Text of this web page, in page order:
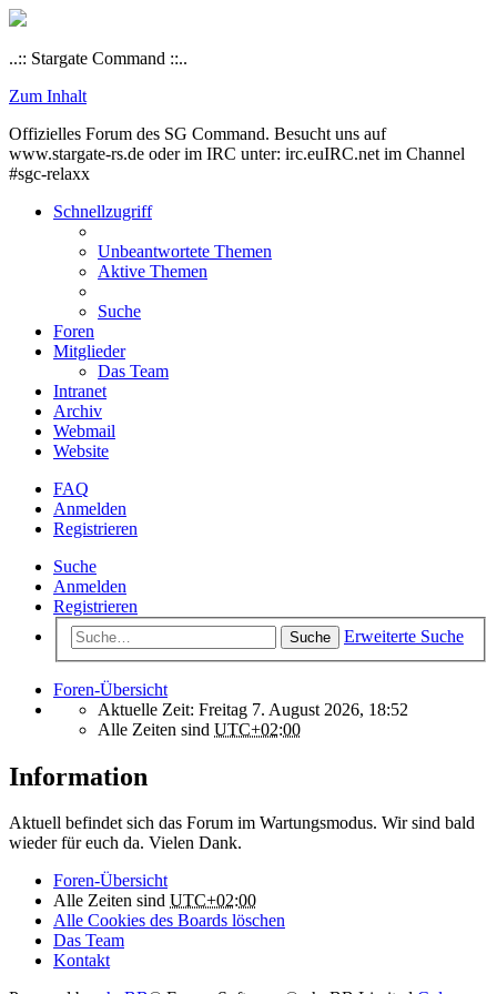
..:: Stargate Command ::..
Zum Inhalt
Offizielles Forum des SG Command. Besucht uns auf
www.stargate-rs.de oder im IRC unter: irc.euIRC.net im Channel
#sgc-relaxx
Schnellzugriff
Unbeantwortete Themen
Aktive Themen
Suche
Foren
Mitglieder
Das Team
Intranet
Archiv
Webmail
Website
FAQ
Anmelden
Registrieren
Suche
Anmelden
Registrieren
Suche Erweiterte Suche
Foren-Übersicht
Aktuelle Zeit: Freitag 7. August 2026, 18:52
Alle Zeiten sind UTC+02:00
Information
Aktuell befindet sich das Forum im Wartungsmodus. Wir sind bald
wieder für euch da. Vielen Dank.
Foren-Übersicht
Alle Zeiten sind UTC+02:00
Alle Cookies des Boards löschen
Das Team
Kontakt